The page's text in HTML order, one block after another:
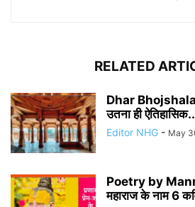
RELATED
Dhar Bhojshala
उतना ही
Editor NHG - May
Poetry by
महाराज के नाम 6